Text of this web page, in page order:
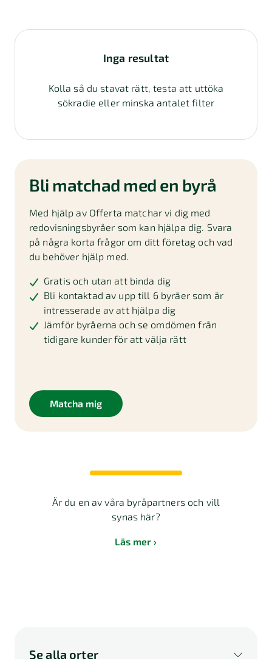
Inga resultat
Kolla så du stavat rätt, testa att uttöka
sökradie eller minska antalet filter
Bli matchad med en byrå
Med hjälp av Offerta matchar vi dig med
redovisningsbyråer som kan hjälpa dig. Svara
på några korta frågor om ditt företag och vad
du behöver hjälp med.
Gratis och utan att binda dig
Bli kontaktad av upp till 6 byråer som är
intresserade av att hjälpa dig
Jämför byråerna och se omdömen från
tidigare kunder för att välja rätt
Matcha mig
Är du en av våra byråpartners och vill
synas här?
Läs mer
Se alla orter